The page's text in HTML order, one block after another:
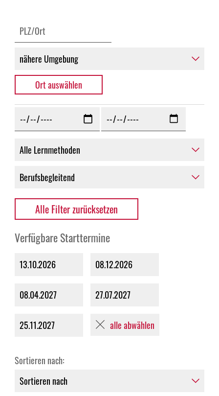
Alle Filter zurücksetzen
Verfügbare Starttermine
13.10.2026 08.12.2026
08.04.2027 27.07.2027
25.11.2027 alle abwählen
Sortieren nach: